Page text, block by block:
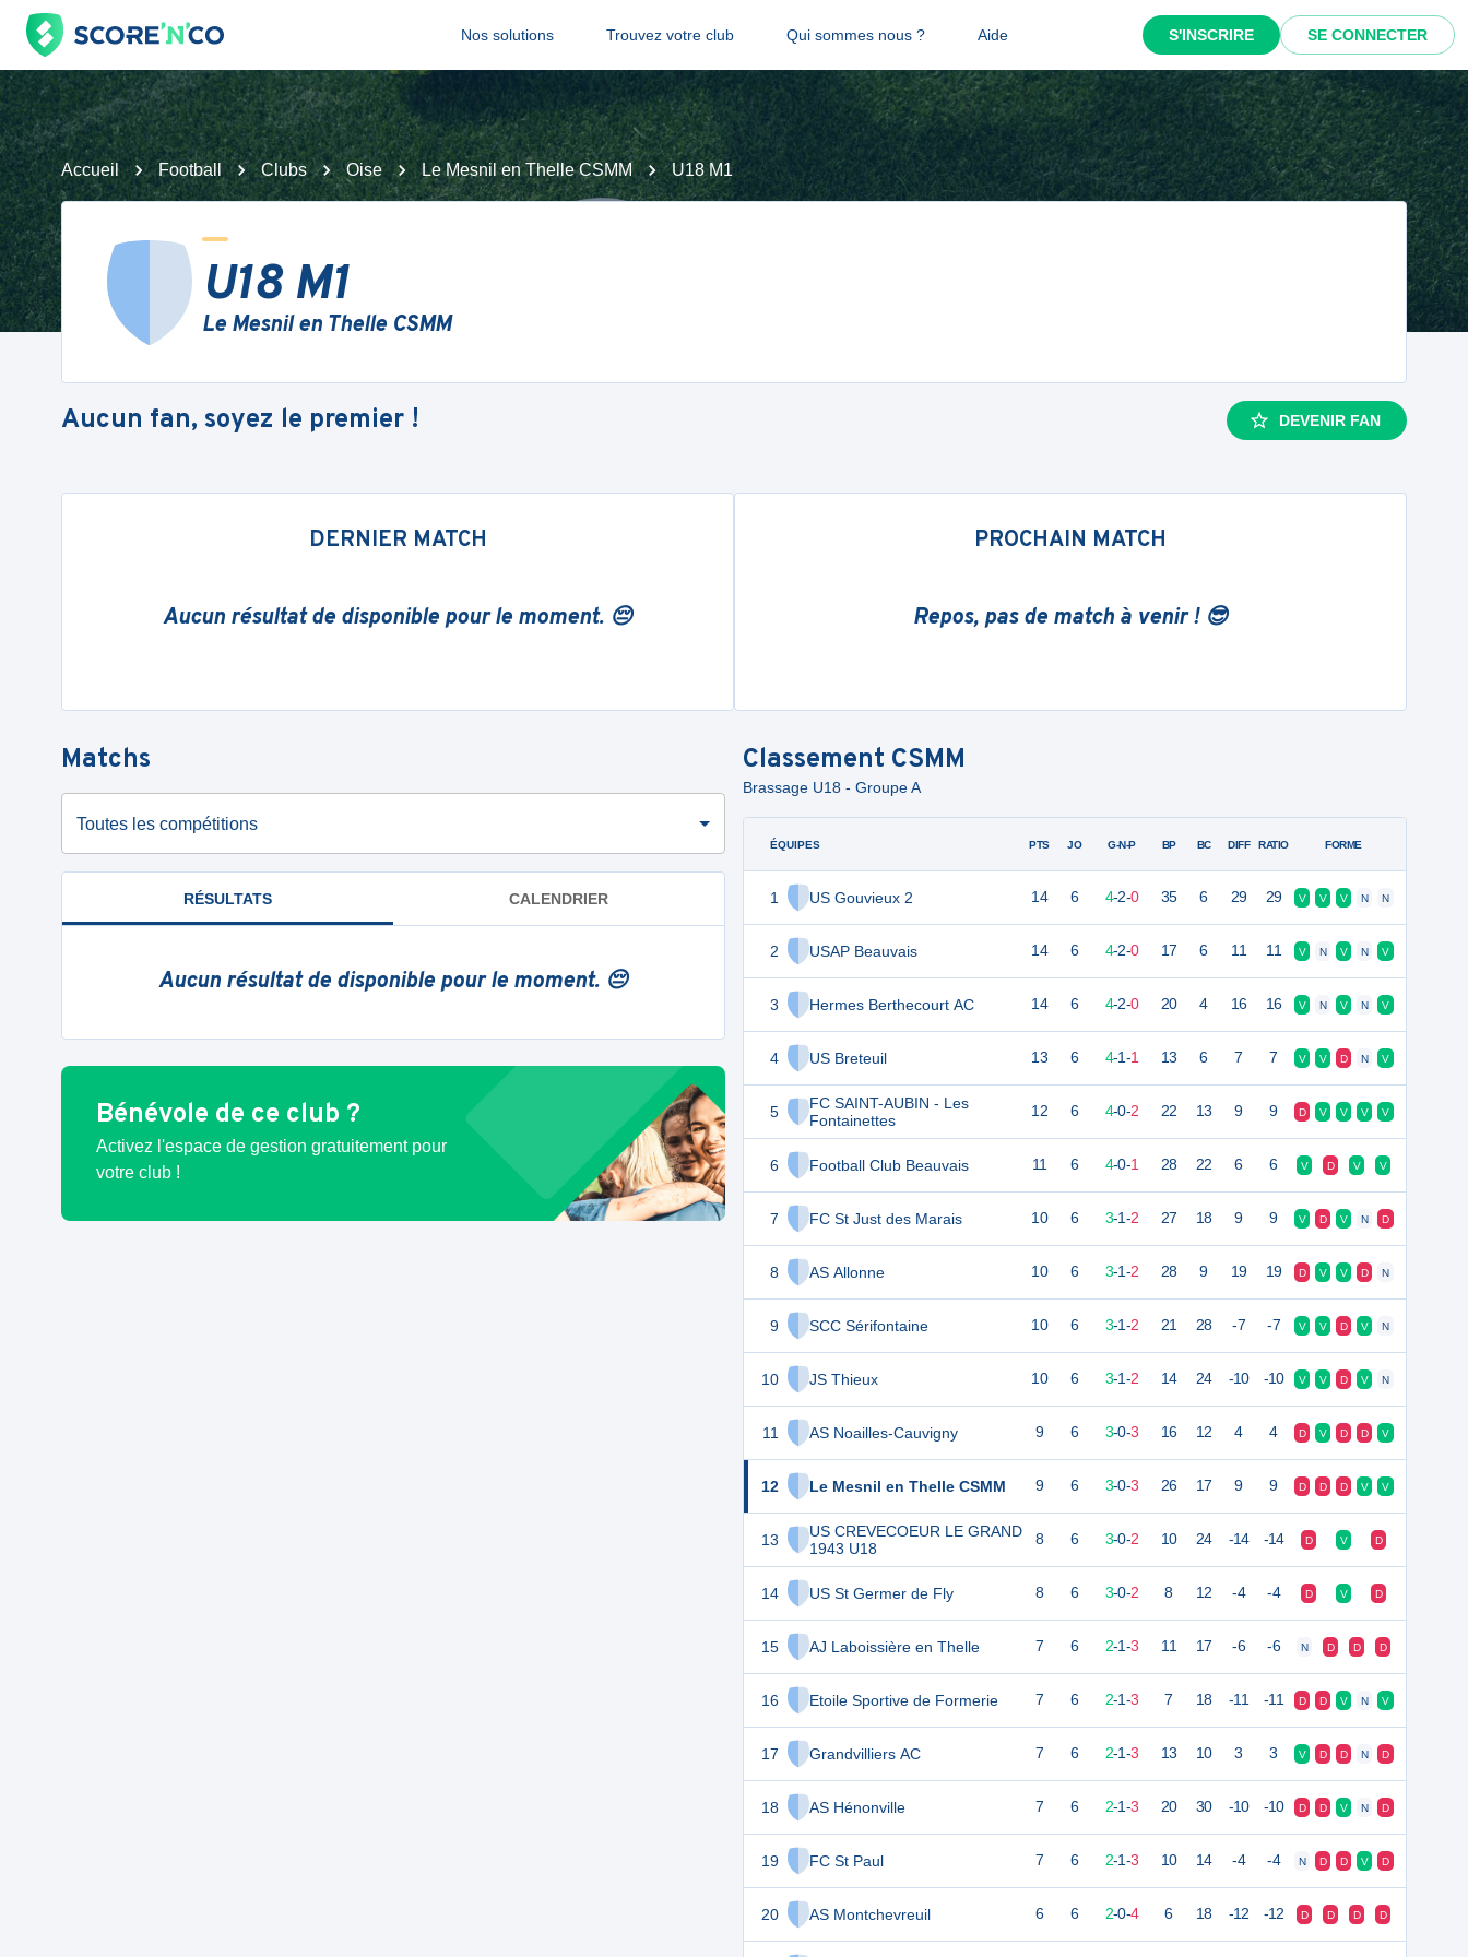
Nos solutions Trouvez votre club Qui sommes nous ? Aide S'INSCRIRE SE CONNECTER
Accueil Football Clubs Oise Le Mesnil en Thelle CSMM U18 M1
U18 M1
Le Mesnil en Thelle CSMM
Aucun fan, soyez le premier ! DEVENIR FAN
DERNIER MATCH
Aucun résultat de disponible pour le moment. 😔
PROCHAIN MATCH
Repos, pas de match à venir ! 😎
Matchs
Toutes les compétitions
RÉSULTATS CALENDRIER
Aucun résultat de disponible pour le moment. 😔
Bénévole de ce club ?
Activez l'espace de gestion gratuitement pour
votre club !
Classement CSMM
Brassage U18 - Groupe A
ÉQUIPES
1 US Gouvieux 2
2 USAP Beauvais
3 Hermes Berthecourt AC
4 US Breteuil
5
FC SAINT-AUBIN - Les
Fontainettes
6 Football Club Beauvais
7 FC St Just des Marais
8 AS Allonne
9 SCC Sérifontaine
10 JS Thieux
11 AS Noailles-Cauvigny
12 Le Mesnil en Thelle CSMM
13
US CREVECOEUR LE GRAND
1943 U18
14 US St Germer de Fly
15 AJ Laboissière en Thelle
16 Etoile Sportive de Formerie
17 Grandvilliers AC
18 AS Hénonville
19 FC St Paul
20 AS Montchevreuil
PTS JO G-N-P BP BC DIFF RATIO FORME
14 6 4-2-0 35 6 29 29 V V V N N
14 6 4-2-0 17 6 11 11 V N V N V
14 6 4-2-0 20 4 16 16 V N V N V
13 6 4-1-1 13 6 7 7 V V D N V
12 6 4-0-2 22 13 9 9 D V V V V
11 6 4-0-1 28 22 6 6 V D V V
10 6 3-1-2 27 18 9 9 V D V N D
10 6 3-1-2 28 9 19 19 D V V D N
10 6 3-1-2 21 28 -7 -7 V V D V N
10 6 3-1-2 14 24 -10 -10 V V D V N
9 6 3-0-3 16 12 4 4 D V D D V
9 6 3-0-3 26 17 9 9 D D D V V
8 6 3-0-2 10 24 -14 -14 D V D
8 6 3-0-2 8 12 -4 -4 D V D
7 6 2-1-3 11 17 -6 -6 N D D D
7 6 2-1-3 7 18 -11 -11 D D V N V
7 6 2-1-3 13 10 3 3 V D D N D
7 6 2-1-3 20 30 -10 -10 D D V N D
7 6 2-1-3 10 14 -4 -4 N D D V D
6 6 2-0-4 6 18 -12 -12 D D D D